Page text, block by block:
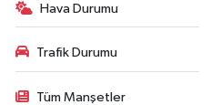
Hava Durumu
Trafik Durumu
Tüm Manşetler